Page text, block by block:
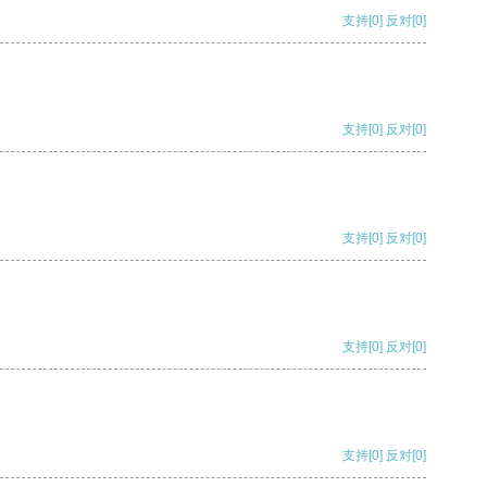
支持[0] 反对[0]
支持[0] 反对[0]
支持[0] 反对[0]
支持[0] 反对[0]
支持[0] 反对[0]